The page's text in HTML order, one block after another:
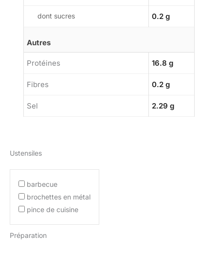
dont sucres 0.2 g
Autres
Protéines 16.8 g
Fibres 0.2 g
Sel 2.29 g
Ustensiles
barbecue
brochettes en métal
pince de cuisine
Préparation